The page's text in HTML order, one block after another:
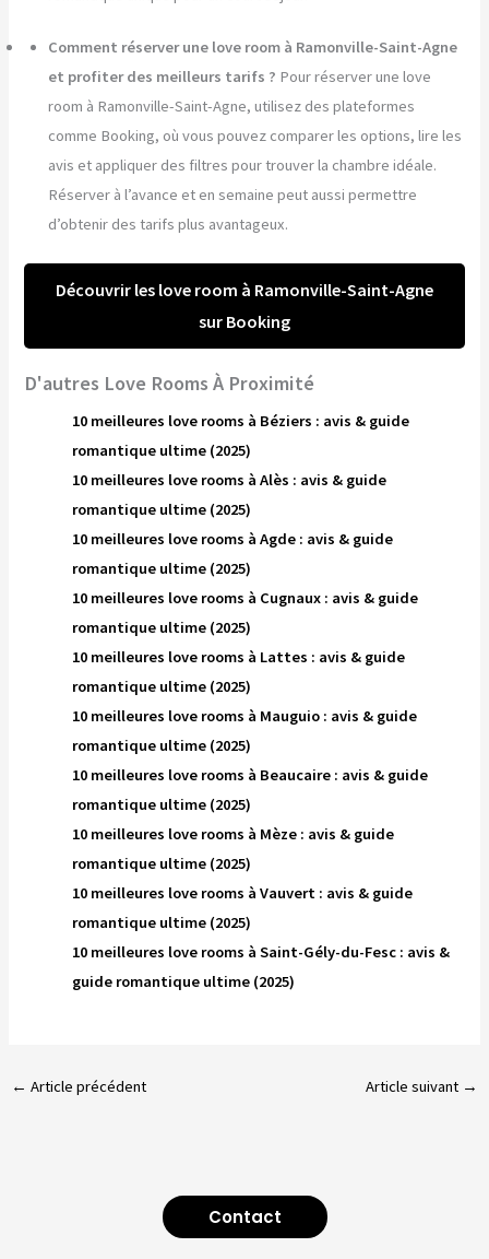
Comment réserver une love room à Ramonville-Saint-Agne
et profiter des meilleurs tarifs ? Pour réserver une love
room à Ramonville-Saint-Agne, utilisez des plateformes
comme Booking, où vous pouvez comparer les options, lire les
avis et appliquer des filtres pour trouver la chambre idéale.
Réserver à l’avance et en semaine peut aussi permettre
d’obtenir des tarifs plus avantageux.
Découvrir les love room à Ramonville-Saint-Agne
sur Booking
D'autres Love Rooms À Proximité
10 meilleures love rooms à Béziers : avis & guide
romantique ultime (2025)
10 meilleures love rooms à Alès : avis & guide
romantique ultime (2025)
10 meilleures love rooms à Agde : avis & guide
romantique ultime (2025)
10 meilleures love rooms à Cugnaux : avis & guide
romantique ultime (2025)
10 meilleures love rooms à Lattes : avis & guide
romantique ultime (2025)
10 meilleures love rooms à Mauguio : avis & guide
romantique ultime (2025)
10 meilleures love rooms à Beaucaire : avis & guide
romantique ultime (2025)
10 meilleures love rooms à Mèze : avis & guide
romantique ultime (2025)
10 meilleures love rooms à Vauvert : avis & guide
romantique ultime (2025)
10 meilleures love rooms à Saint-Gély-du-Fesc : avis &
guide romantique ultime (2025)
← Article précédent Article suivant →
Contact